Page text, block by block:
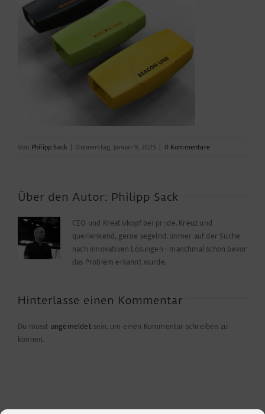
Von Philipp Sack | Donnerstag, Januar 9, 2025 | 0 Kommentare
Über den Autor: Philipp Sack
CEO und Kreativkopf bei pr-ide. Kreuz und
querlenkend, gerne segelnd. Immer auf der Suche
nach innovativen Lösungen - manchmal schon bevor
das Problem erkannt wurde.
Hinterlasse einen Kommentar
Du musst angemeldet sein, um einen Kommentar schreiben zu
können.